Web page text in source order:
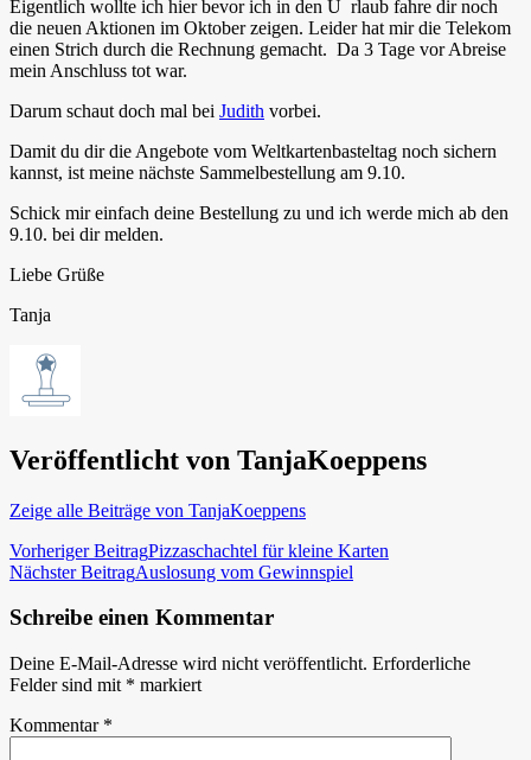
Eigentlich wollte ich hier bevor ich in den U rlaub fahre dir noch
die neuen Aktionen im Oktober zeigen. Leider hat mir die Telekom
einen Strich durch die Rechnung gemacht. Da 3 Tage vor Abreise
mein Anschluss tot war.
Darum schaut doch mal bei Judith vorbei.
Damit du dir die Angebote vom Weltkartenbasteltag noch sichern
kannst, ist meine nächste Sammelbestellung am 9.10.
Schick mir einfach deine Bestellung zu und ich werde mich ab den
9.10. bei dir melden.
Liebe Grüße
Tanja
Veröffentlicht von TanjaKoeppens
Zeige alle Beiträge von TanjaKoeppens
Beitragsnavigation
Vorheriger BeitragPizzaschachtel für kleine Karten
Nächster BeitragAuslosung vom Gewinnspiel
Schreibe einen Kommentar
Deine E-Mail-Adresse wird nicht veröffentlicht. Erforderliche
Felder sind mit * markiert
Kommentar *